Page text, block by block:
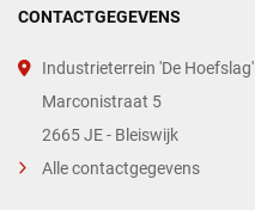
CONTACTGEGEVENS
Industrieterrein 'De Hoefslag'
Marconistraat 5
2665 JE - Bleiswijk
Alle contactgegevens